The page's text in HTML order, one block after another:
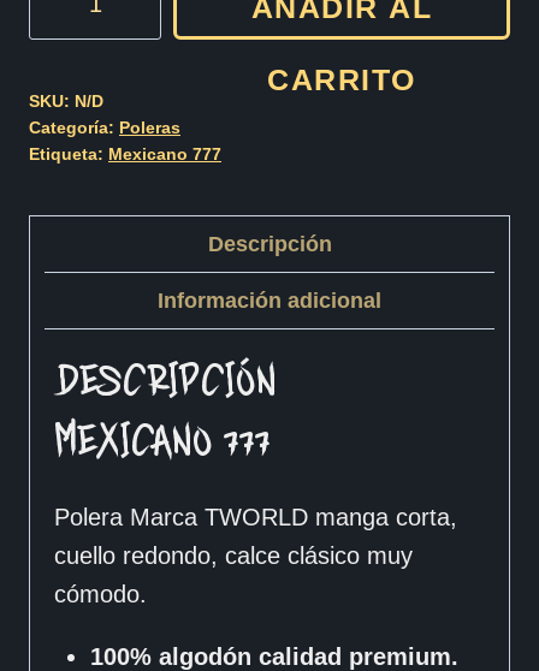
cantidad
AÑADIR AL
CARRITO
SKU: N/D
Categoría: Poleras
Etiqueta: Mexicano 777
Descripción
Información adicional
DESCRIPCIÓN
MEXICANO 777
Polera Marca TWORLD manga corta,
cuello redondo, calce clásico muy
cómodo.
100% algodón calidad premium.